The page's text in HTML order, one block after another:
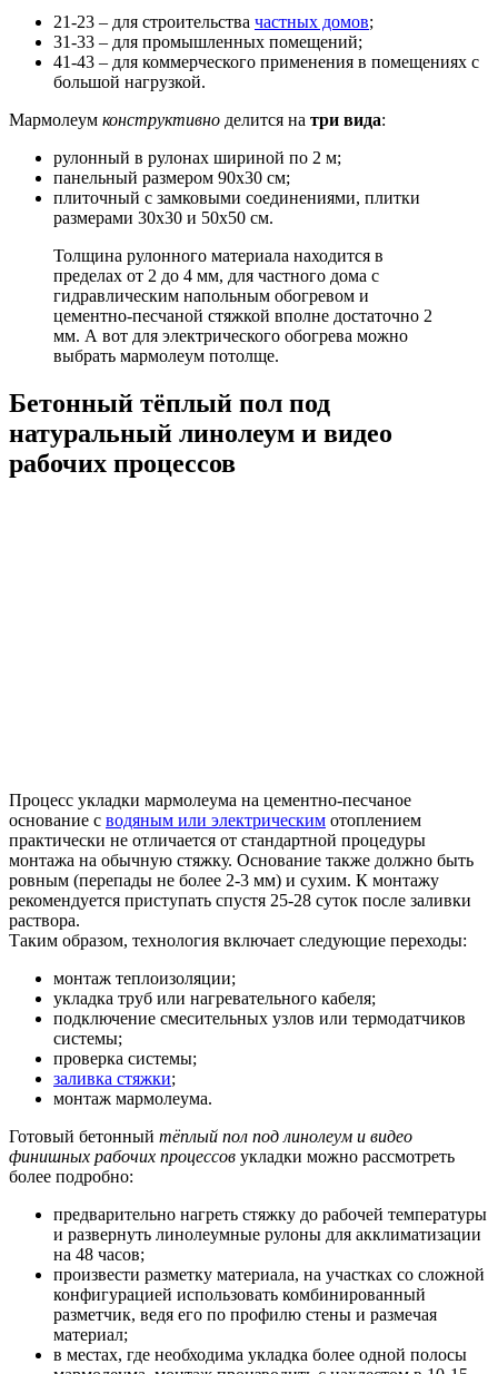
21-23 – для строительства частных домов;
31-33 – для промышленных помещений;
41-43 – для коммерческого применения в помещениях с
большой нагрузкой.
Мармолеум конструктивно делится на три вида:
рулонный в рулонах шириной по 2 м;
панельный размером 90х30 см;
плиточный с замковыми соединениями, плитки
размерами 30х30 и 50х50 см.
Толщина рулонного материала находится в
пределах от 2 до 4 мм, для частного дома с
гидравлическим напольным обогревом и
цементно-песчаной стяжкой вполне достаточно 2
мм. А вот для электрического обогрева можно
выбрать мармолеум потолще.
Бетонный тёплый пол под
натуральный линолеум и видео
рабочих процессов
Процесс укладки мармолеума на цементно-песчаное
основание с водяным или электрическим отоплением
практически не отличается от стандартной процедуры
монтажа на обычную стяжку. Основание также должно быть
ровным (перепады не более 2-3 мм) и сухим. К монтажу
рекомендуется приступать спустя 25-28 суток после заливки
раствора.
Таким образом, технология включает следующие переходы:
монтаж теплоизоляции;
укладка труб или нагревательного кабеля;
подключение смесительных узлов или термодатчиков
системы;
проверка системы;
заливка стяжки;
монтаж мармолеума.
Готовый бетонный тёплый пол под линолеум и видео
финишных рабочих процессов укладки можно рассмотреть
более подробно:
предварительно нагреть стяжку до рабочей температуры
и развернуть линолеумные рулоны для акклиматизации
на 48 часов;
произвести разметку материала, на участках со сложной
конфигурацией использовать комбинированный
разметчик, ведя его по профилю стены и размечая
материал;
в местах, где необходима укладка более одной полосы